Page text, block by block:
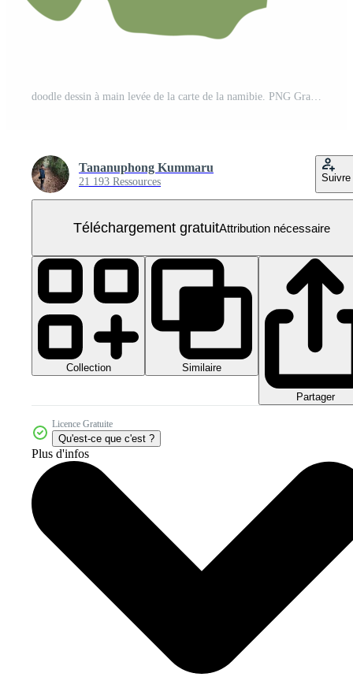
doodle dessin à main levée de la carte de la namibie. PNG Gratuit
Tananuphong Kummaru
21 193 Ressources Suivre
Téléchargement gratuitAttribution nécessaire
Collection Similaire
Partager
Licence Gratuite
Qu'est-ce que c'est ?
Plus d'infos